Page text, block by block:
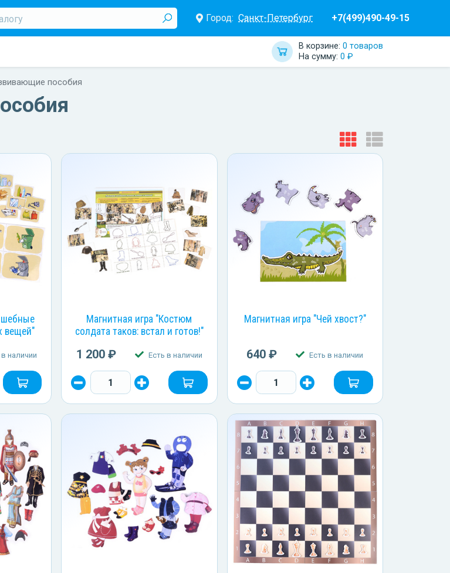
Город: Санкт-Петербург +7(499)490-49-15
В корзине: 0 товаров
На сумму: 0 ₽
пособия
вещей"
наличии
Магнитная игра "Костюм
солдата таков: встал и готов!"
1 200 ₽ Есть в наличии
Магнитная игра "Чей хвост?"
640 ₽ Есть в наличии